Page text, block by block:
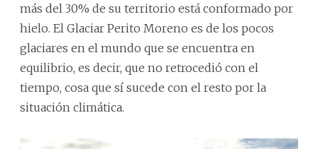
más del 30% de su territorio está conformado por
hielo. El Glaciar Perito Moreno es de los pocos
glaciares en el mundo que se encuentra en
equilibrio, es decir, que no retrocedió con el
tiempo, cosa que sí sucede con el resto por la
situación climática.